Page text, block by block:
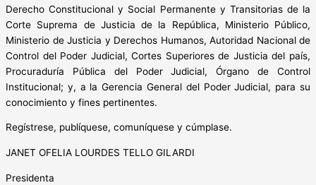
Derecho Constitucional y Social Permanente y Transitorias de la
Corte Suprema de Justicia de la República, Ministerio Público,
Ministerio de Justicia y Derechos Humanos, Autoridad Nacional de
Control del Poder Judicial, Cortes Superiores de Justicia del país,
Procuraduría Pública del Poder Judicial, Órgano de Control
Institucional; y, a la Gerencia General del Poder Judicial, para su
conocimiento y fines pertinentes.
Regístrese, publíquese, comuníquese y cúmplase.
JANET OFELIA LOURDES TELLO GILARDI
Presidenta